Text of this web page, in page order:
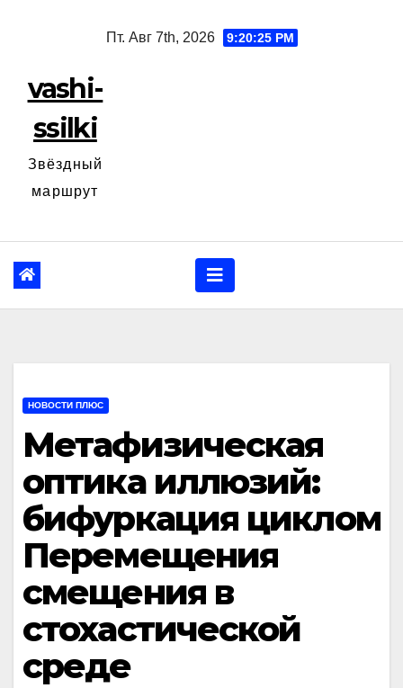
Пт. Авг 7th, 2026 9:20:26 PM
vashi-
ssilki
Звёздный
маршрут
НОВОСТИ ПЛЮС
Метафизическая
оптика иллюзий:
бифуркация циклом
Перемещения
смещения в
стохастической
среде